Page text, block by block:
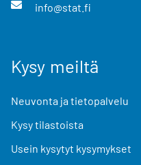
info@stat.fi
Kysy meiltä
Neuvonta ja tietopalvelu
Kysy tilastoista
Usein kysytyt kysymykset